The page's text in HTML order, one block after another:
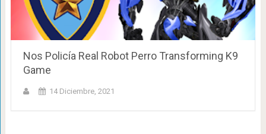
Nos Policía Real Robot Perro Transforming K9
Game
14 Diciembre, 2021